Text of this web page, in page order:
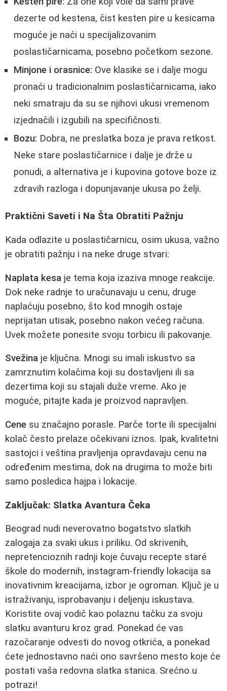
dezerte od kestena, čist kesten pire u kesicama
moguće je naći u specijalizovanim
poslastičarnicama, posebno početkom sezone.
Minjone i orasnice: Ove klasike se i dalje mogu
pronaći u tradicionalnim poslastičarnicama, iako
neki smatraju da su se njihovi ukusi vremenom
izjednačili i izgubili na specifičnosti.
Bozu: Dobra, ne preslatka boza je prava retkost.
Neke stare poslastičarnice i dalje je drže u
ponudi, a alternativa je i kupovina gotove boze iz
zdravih razloga i dopunjavanje ukusa po želji.
Praktični Saveti i Na Šta Obratiti Pažnju
Kada odlazite u poslastičarnicu, osim ukusa, važno
je obratiti pažnju i na neke druge stvari:
Naplata kesa je tema koja izaziva mnoge reakcije.
Dok neke radnje to uračunavaju u cenu, druge
naplaćuju posebno, što kod mnogih ostaje
neprijatan utisak, posebno nakon većeg računa.
Uvek možete ponesite svoju torbicu ili pakovanje.
Svežina je ključna. Mnogi su imali iskustvo sa
zamrznutim kolačima koji su dostavljeni ili sa
dezertima koji su stajali duže vreme. Ako je
moguće, pitajte kada je proizvod napravljen.
Cene su značajno porasle. Parče torte ili specijalni
kolač često prelaze očekivani iznos. Ipak, kvalitetni
sastojci i veština pravljenja opravdavaju cenu na
određenim mestima, dok na drugima to može biti
samo posledica hajpa i lokacije.
Zaključak: Slatka Avantura Čeka
Beograd nudi neverovatno bogatstvo slatkih
zalogaja za svaki ukus i priliku. Od skrivenih,
nepretencioznih radnji koje čuvaju recepte staré
škole do modernih, instagram-friendly lokacija sa
inovativnim kreacijama, izbor je ogroman. Ključ je u
istraživanju, isprobavanju i deljenju iskustava.
Koristite ovaj vodič kao polaznu tačku za svoju
slatku avanturu kroz grad. Ponekad će vas
razočaranje odvesti do novog otkrića, a ponekad
ćete jednostavno naći ono savršeno mesto koje će
postati vaša redovna slatka stanica. Srećno u
potrazi!